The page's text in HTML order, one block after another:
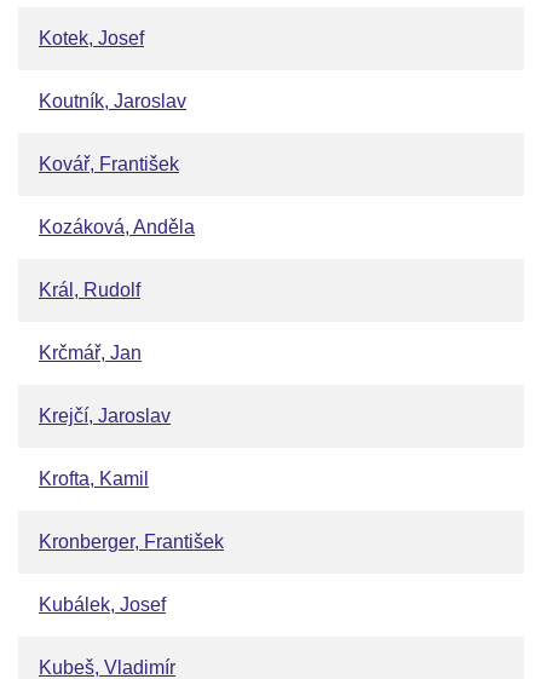
Kotek, Josef
Koutník, Jaroslav
Kovář, František
Kozáková, Anděla
Král, Rudolf
Krčmář, Jan
Krejčí, Jaroslav
Krofta, Kamil
Kronberger, František
Kubálek, Josef
Kubeš, Vladimír